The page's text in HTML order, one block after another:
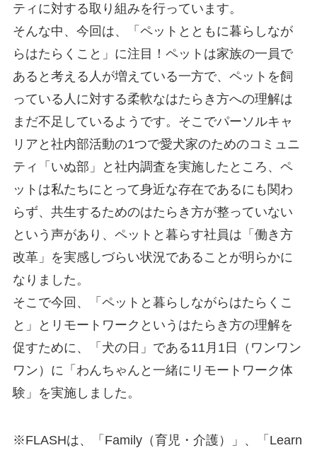
ティに対する取り組みを行っています。
そんな中、今回は、「ペットとともに暮らしなが
らはたらくこと」に注目！ペットは家族の一員で
あると考える人が増えている一方で、ペットを飼
っている人に対する柔軟なはたらき方への理解は
まだ不足しているようです。そこでパーソルキャ
リアと社内部活動の1つで愛犬家のためのコミュニ
ティ「いぬ部」と社内調査を実施したところ、ペ
ットは私たちにとって身近な存在であるにも関わ
らず、共生するためのはたらき方が整っていない
という声があり、ペットと暮らす社員は「働き方
改革」を実感しづらい状況であることが明らかに
なりました。
そこで今回、「ペットと暮らしながらはたらくこ
と」とリモートワークというはたらき方の理解を
促すために、「犬の日」である11月1日（ワンワン
ワン）に「わんちゃんと一緒にリモートワーク体
験」を実施しました。
※FLASHは、「Family（育児・介護）」、「Learn